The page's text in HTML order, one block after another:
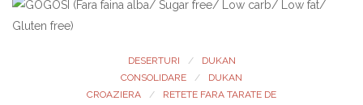
DESERTURI
DUKAN
CONSOLIDARE
DUKAN
CROAZIERA
RETETE FARA TARATE DE